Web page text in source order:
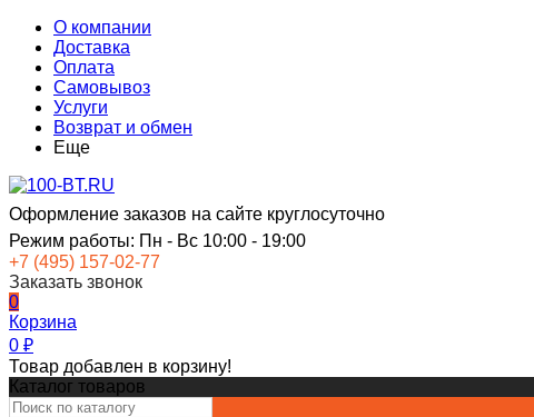
О компании
Доставка
Оплата
Самовывоз
Услуги
Возврат и обмен
Еще
Оформление заказов на сайте круглосуточно
Режим работы: Пн - Вс 10:00 - 19:00
+7 (495) 157-02-77
Заказать звонок
0
Корзина
0 ₽
Товар добавлен в корзину!
Каталог товаров